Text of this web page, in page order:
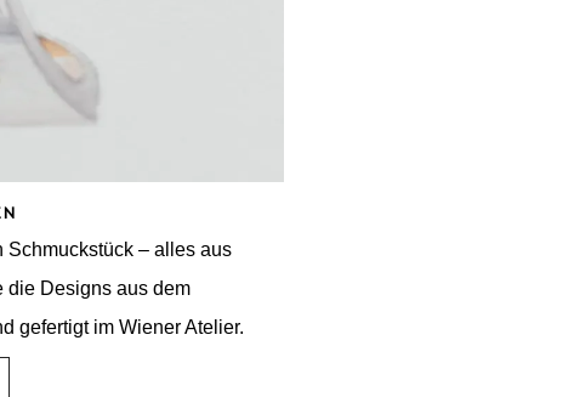
Schmuckstück – alles aus
die Designs aus dem
gefertigt im Wiener Atelier.